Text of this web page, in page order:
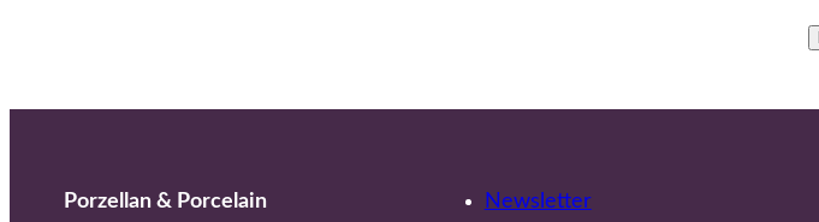
Porzellan & Porcelain
Newsletter